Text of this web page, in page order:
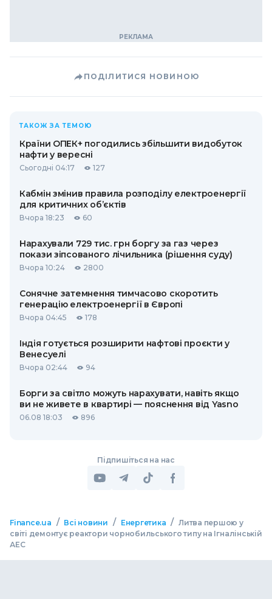
ПОДІЛИТИСЯ НОВИНОЮ
ТАКОЖ ЗА ТЕМОЮ
Країни ОПЕК+ погодились збільшити видобуток
нафти у вересні
Сьогодні 04:17 127
Кабмін змінив правила розподілу електроенергії
для критичних об’єктів
Вчора 18:23 60
Нарахували 729 тис. грн боргу за газ через
покази зіпсованого лічильника (рішення суду)
Вчора 10:24 2800
Сонячне затемнення тимчасово скоротить
генерацію електроенергії в Європі
Вчора 04:45 178
Індія готується розширити нафтові проєкти у
Венесуелі
Вчора 02:44 94
Борги за світло можуть нарахувати, навіть якщо
ви не живете в квартирі — пояснення від Yasno
06.08 18:03 896
Підпишіться на нас
Finance.ua / Всі новини / Енергетика / Литва першою у
світі демонтує реактори чорнобильського типу на Ігналінській
АЕС